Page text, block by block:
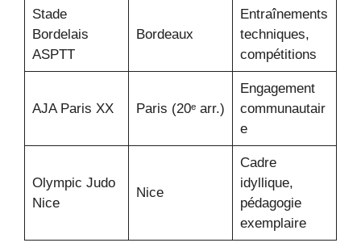
Stade
Bordelais
ASPTT
Bordeaux
Entraînements
techniques,
compétitions
AJA Paris XX Paris (20ᵉ arr.)
Engagement
communautair
e
Olympic Judo
Nice
Nice
Cadre
idyllique,
pédagogie
exemplaire